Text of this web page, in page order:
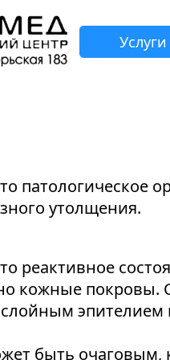
Услуги
патологическое
утолщения.
реактивное
кожные покровы.
эпителием
быть очаговым,